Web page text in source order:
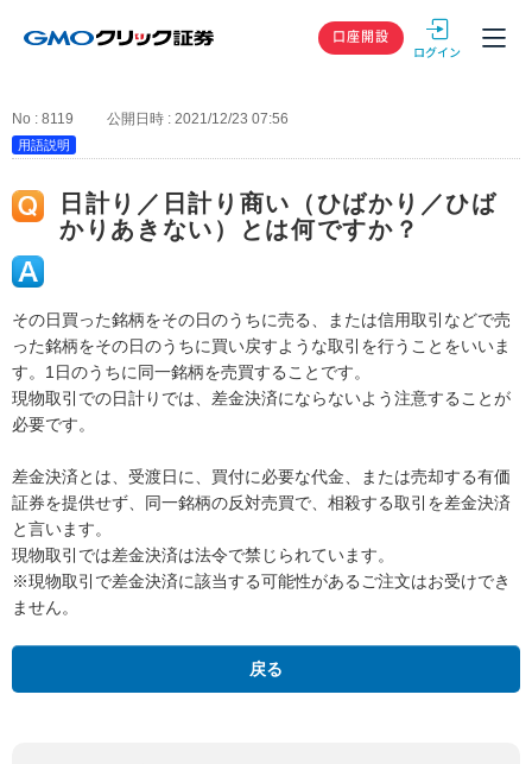
GMOクリック
口座開設
No : 8119 公開日時 : 2021/12/23 07:56
用語説明
日計り／日計り商い（ひばかり／ひば
かりあきない）とは何ですか？
その日買った銘柄をその日のうちに売る、または信用取引などで売
った銘柄をその日のうちに買い戻すような取引を行うことをいいま
す。1日のうちに同一銘柄を売買することです。
現物取引での日計りでは、差金決済にならないよう注意することが
必要です。
差金決済とは、受渡日に、買付に必要な代金、または売却する有価
証券を提供せず、同一銘柄の反対売買で、相殺する取引を差金決済
と言います。
現物取引では差金決済は法令で禁じられています。
※現物取引で差金決済に該当する可能性があるご注文はお受けでき
ません。
戻る